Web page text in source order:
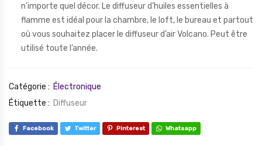
n’importe quel décor. Le diffuseur d’huiles essentielles à
flamme est idéal pour la chambre, le loft, le bureau et partout
où vous souhaitez placer le diffuseur d’air Volcano. Peut être
utilisé toute l’année.
Catégorie : Électronique
Étiquette : Diffuseur
Facebook Twitter Pinterest Whatsapp